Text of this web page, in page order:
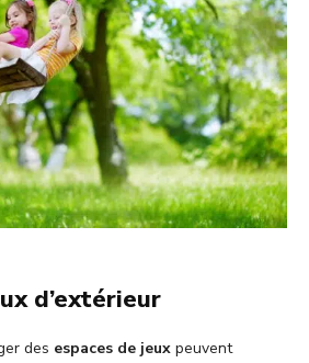
d’extérieur
des espaces de jeux peuvent